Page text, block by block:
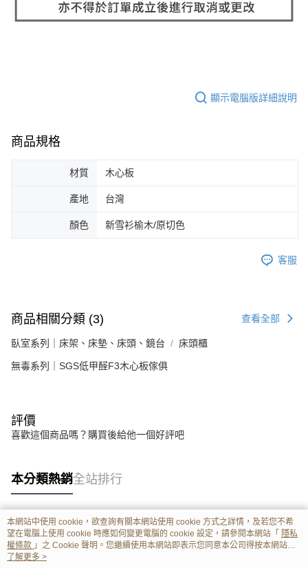
顯示電腦版詳細說明
商品規格
材質 木心板
產地 台灣
顏色 新雪衫榆木/原切色
客服
商品相關分類 (3) 查看全部
臥室系列｜床架、床墊、床頭、鏡台 床頭櫃
無毒系列｜SGS低甲醛F3木心板傢俱
評價
喜歡這個商品嗎？購買後給他一個好評吧
本分類熱銷全站排行
熱門標籤
本網站中使用 cookie，欲查詢有關本網站使用 cookie 方式之詳情，及若您不希
望在電腦上使用 cookie 時應如何變更電腦的 cookie 設定，請參閱本網站「 隱私
權條款 」之 Cookie 聲明。您繼續使用本網站即表示您同意本公司得按本網站使
用條款之 Cookie 聲明使用 cookie。
了解更多 >